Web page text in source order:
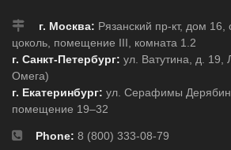
г. Москва: Рязанский пр-кт, дом 16,
цоколь, помещение III, комната 1.2
г. Санкт-Петербург: ул. Ватутина, д.
Омега)
г. Екатеринбург: ул. Серафимы
помещение 19–32
Phone: 8 (800) 333-08-79